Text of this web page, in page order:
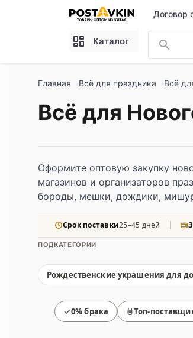
Перейти к основному содержимому
Договор
Каталог
Главная Всё для праздника Всё
Всё для
Оформите оптовую закупку
магазинов и организаторов
бороды, мешки, дождики,
Срок поставки25–45 дней
ПОДКАТЕГОРИИ
Рождественские украшения для
0% брака Топ-